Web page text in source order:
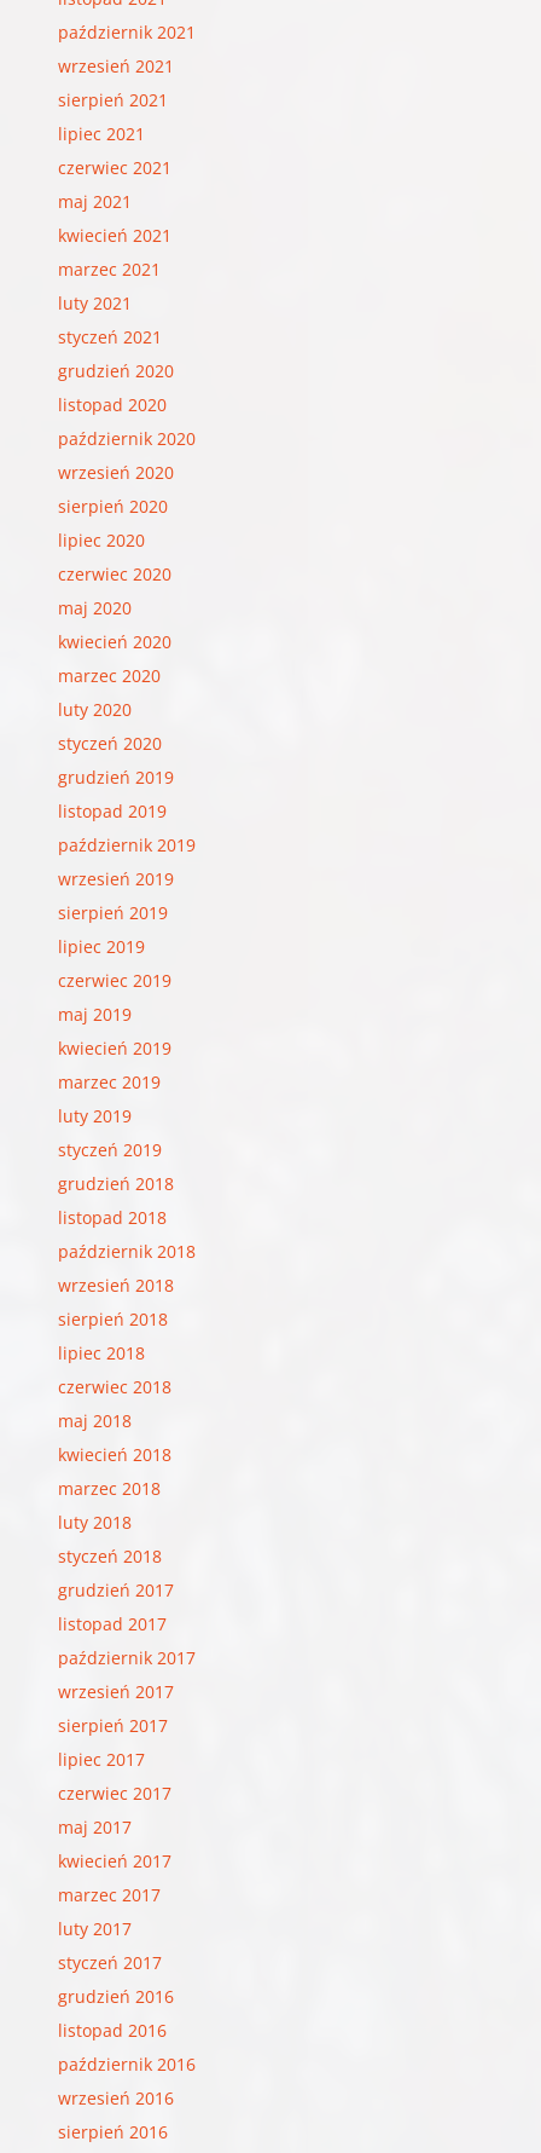
październik 2021
wrzesień 2021
sierpień 2021
lipiec 2021
czerwiec 2021
maj 2021
kwiecień 2021
marzec 2021
luty 2021
styczeń 2021
grudzień 2020
listopad 2020
październik 2020
wrzesień 2020
sierpień 2020
lipiec 2020
czerwiec 2020
maj 2020
kwiecień 2020
marzec 2020
luty 2020
styczeń 2020
grudzień 2019
listopad 2019
październik 2019
wrzesień 2019
sierpień 2019
lipiec 2019
czerwiec 2019
maj 2019
kwiecień 2019
marzec 2019
luty 2019
styczeń 2019
grudzień 2018
listopad 2018
październik 2018
wrzesień 2018
sierpień 2018
lipiec 2018
czerwiec 2018
maj 2018
kwiecień 2018
marzec 2018
luty 2018
styczeń 2018
grudzień 2017
listopad 2017
październik 2017
wrzesień 2017
sierpień 2017
lipiec 2017
czerwiec 2017
maj 2017
kwiecień 2017
marzec 2017
luty 2017
styczeń 2017
grudzień 2016
listopad 2016
październik 2016
wrzesień 2016
sierpień 2016